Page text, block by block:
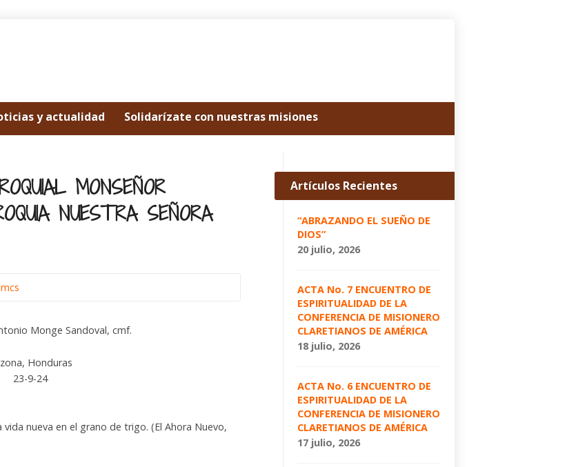
y actualidad Solidarízate con nuestras misiones
MONSEÑOR
NUESTRA SEÑORA
Monge Sandoval, cmf.
Honduras
23-9-24
vida nueva en el grano de trigo. (El Ahora Nuevo,
Artículos Recientes
“ABRAZANDO EL SUEÑO DE
DIOS”
20 julio, 2026
ACTA No. 7 ENCUENTRO DE
ESPIRITUALIDAD DE LA
CONFERENCIA DE MISIONERO
CLARETIANOS DE AMÉRICA
18 julio, 2026
ACTA No. 6 ENCUENTRO DE
ESPIRITUALIDAD DE LA
CONFERENCIA DE MISIONERO
CLARETIANOS DE AMÉRICA
17 julio, 2026